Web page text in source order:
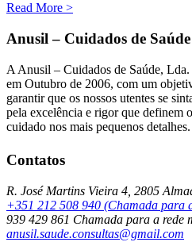
Read More >
Anusil – Cuidados de Saúde
A Anusil – Cuidados de Saúde,
em Outubro de 2006, com um
garantir que os nossos utentes se
pela excelência e rigor que definem
cuidado nos mais pequenos detalhes.
Contatos
R. José Martins Vieira 4, 2805
+351 212 508 940 (Chamada para
939 429 861 Chamada para a rede
anusil.saude.consultas@gmail.com